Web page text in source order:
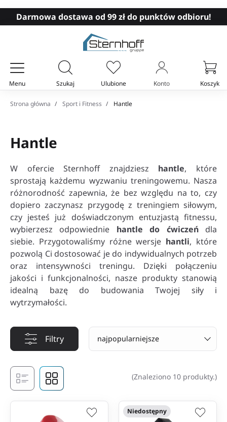
Darmowa dostawa od 99 zł do punktów odbioru!
Menu Szukaj Ulubione Konto Koszyk
Twój koszyk
Strona główna Sport i Fitness Hantle
Hantle
W ofercie Sternhoff znajdziesz hantle, które
sprostają każdemu wyzwaniu treningowemu. Nasza
różnorodność zapewnia, że bez względu na to, czy
dopiero zaczynasz przygodę z treningiem siłowym,
czy jesteś już doświadczonym entuzjastą fitnessu,
wybierzesz odpowiednie hantle do ćwiczeńdla
siebie. Przygotowaliśmy różne wersje hantli, które
pozwolą Ci dostosować je do indywidualnych potrzeb
oraz intensywności treningu. Dzięki połączeniu
jakości i funkcjonalności, nasze produkty stanowią
idealną bazę do budowania Twojej siły i
wytrzymałości.
Filtry najpopularniejsze
(Znaleziono 10 produkty.)
Niedostępny